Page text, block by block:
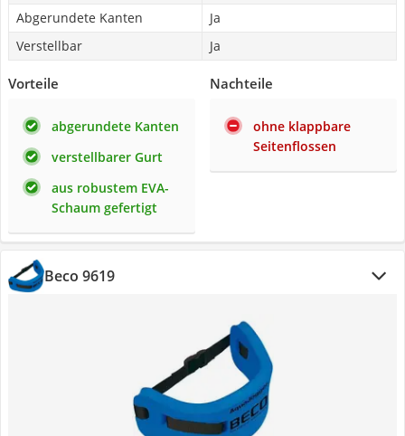
Abgerundete Kanten
Ja
Verstellbar
Ja
Vorteile
abgerundete Kanten
verstellbarer Gurt
aus robustem EVA-
Schaum gefertigt
Nachteile
ohne klappbare
Seitenflossen
Beco 9619